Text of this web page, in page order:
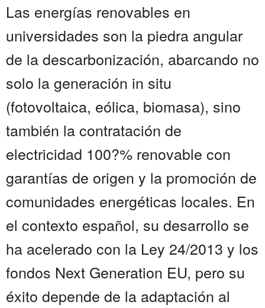
Las energías renovables en
universidades son la piedra angular
de la descarbonización, abarcando no
solo la generación in situ
(fotovoltaica, eólica, biomasa), sino
también la contratación de
electricidad 100?% renovable con
garantías de origen y la promoción de
comunidades energéticas locales. En
el contexto español, su desarrollo se
ha acelerado con la Ley 24/2013 y los
fondos Next Generation EU, pero su
éxito depende de la adaptación al